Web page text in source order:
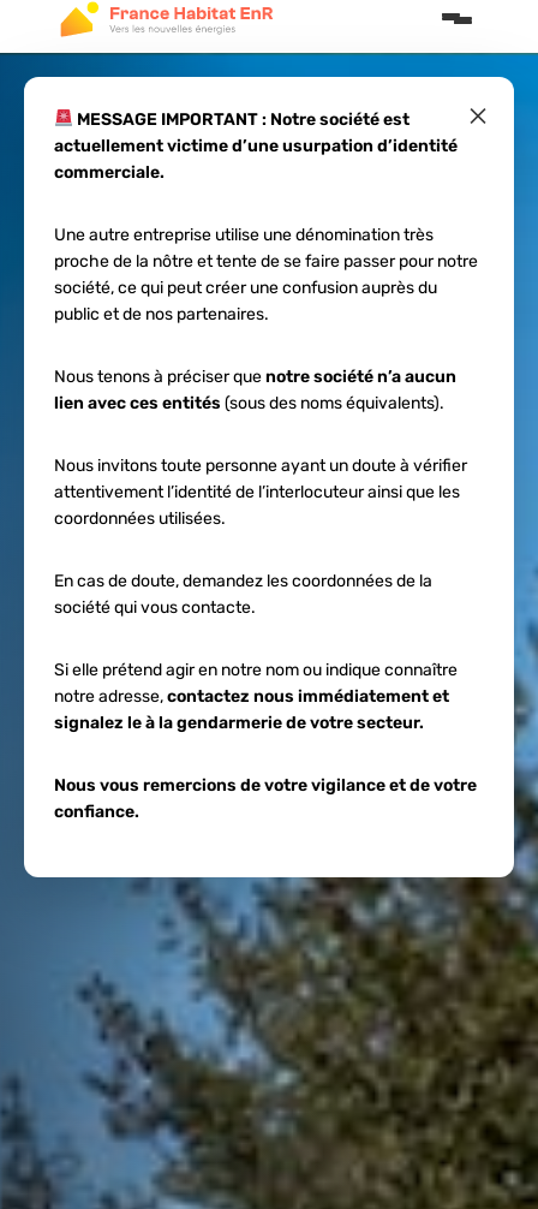
×
MESSAGE IMPORTANT : Notre société est
actuellement victime d’une usurpation d’identité
commerciale.
Une autre entreprise utilise une dénomination très
proche de la nôtre et tente de se faire passer pour notre
société, ce qui peut créer une confusion auprès du
public et de nos partenaires.
Nous tenons à préciser quenotre société n’a aucun
lien avec ces entités (sous des noms équivalents).
Nous invitons toute personne ayant un doute à vérifier
attentivement l’identité de l’interlocuteur ainsi que les
coordonnées utilisées.
En cas de doute, demandez les coordonnées de la
société qui vous contacte.
Si elle prétend agir en notre nom ou indique connaître
notre adresse,contactez nous immédiatement et
signalez le à la gendarmerie de votre secteur.
Nous vous remercions de votre vigilance et de votre
confiance.
Installation solaire
sans crédit
bancaire en 2026